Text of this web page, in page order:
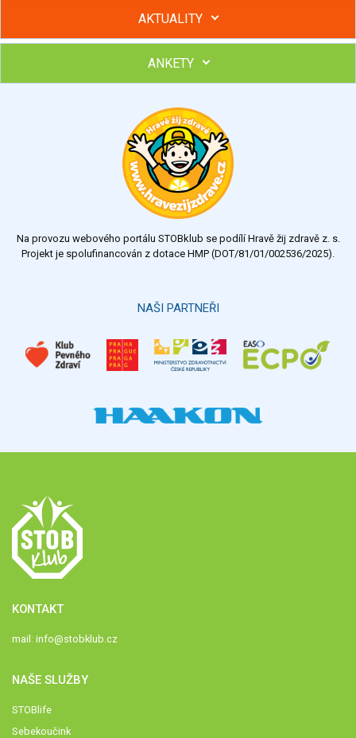
AKTUALITY
Hubněte s podporou lektorky a skupiny v kurzech STOBu
Chcete poradit s hubnutím? Najděte si odborníka STOBu ve
ANKETY
Výsledky Všechny ankety
Na provozu webového portálu STOBklub se podílí Hravě žij zdravě z. s.
Projekt je spolufinancován z dotace HMP (DOT/81/01/002536/2025).
NAŠI PARTNEŘI
KONTAKT
mail: info@stobklub.cz
NAŠE SLUŽBY
STOBlife
Sebekoučink